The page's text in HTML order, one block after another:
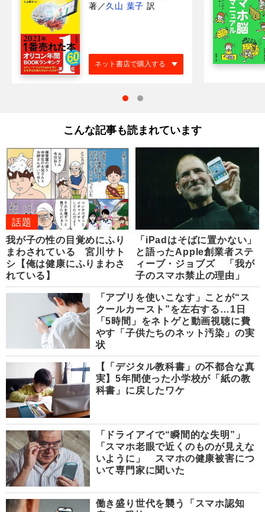
著 ／久山 葉子 訳
ネット書店で購入する
こんな記事も読まれています
話題
我が子の性の目覚めにふり
まわされている 宮川サト
シ【俺は健康にふりまわさ
れている】
「iPadはそばに置かない」
と語ったApple創業者ステ
ィーブ・ジョブズ 「我が
子のスマホ禁止の理由」
「アプリを使いこなす」ことが“ス
クールカースト”を左右する…1日
「5時間」をネトゲと動画視聴に費
やす「子供たちのネット汚染」の実
状
【「デジタル教科書」の不都合な真
実】5年間使った小学校が「紙の教
科書」に戻したワケ
「ドライアイで“瞬間的な失明”」
「スマホ老眼で近くのものが見えな
いように」 スマホの健康被害につ
いて専門家に聞いた
働き盛り世代を襲う「スマホ認知